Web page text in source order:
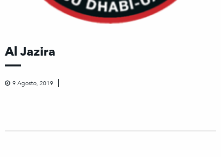
Al Jazira
9 Agosto, 2019